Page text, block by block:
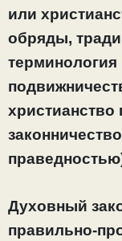
или
обряды,
терминология
Духовный
правильно-